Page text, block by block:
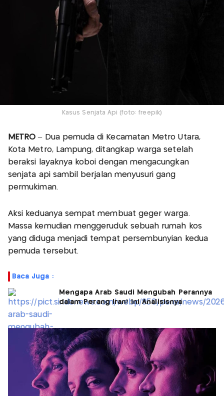
Kasus Senjata Api (foto: freepik)
METRO– Dua pemuda di Kecamatan Metro Utara,
Kota Metro, Lampung, ditangkap warga setelah
beraksi layaknya koboi dengan mengacungkan
senjata api sambil berjalan menyusuri gang
permukiman.
Aksi keduanya sempat membuat geger warga.
Massa kemudian menggeruduk sebuah rumah kos
yang diduga menjadi tempat persembunyian kedua
pemuda tersebut.
Baca Juga :
Mengapa Arab Saudi Mengubah Perannya
dalam Perang Iran? Ini Analisisnya